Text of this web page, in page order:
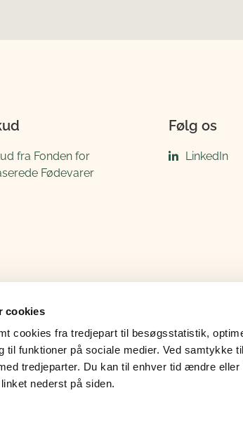
cookies
cookies fra tredjepart til besøgsstatistik,
til funktioner på sociale medier. Ved samtykke
tredjeparter. Du kan til enhver tid ændre
nederst på siden.
fra Fonden for
Fødevarer
Følg os
LinkedIn